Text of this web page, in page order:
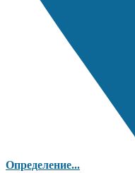
Определение...